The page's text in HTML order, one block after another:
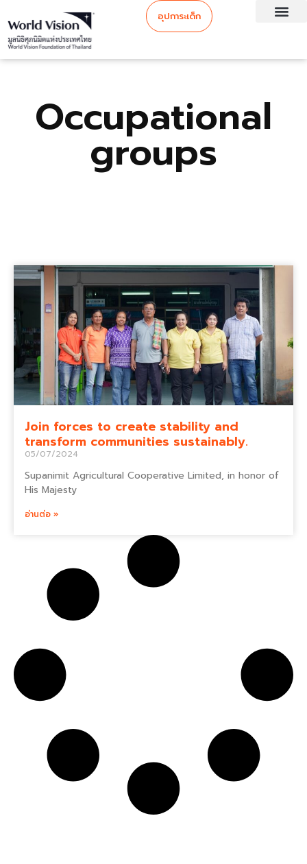
อุปการะเด็ก
Occupational
groups
Join forces to create stability and
transform communities sustainably.
05/07/2024
Supanimit Agricultural Cooperative Limited, in honor of
His Majesty
อ่านต่อ »